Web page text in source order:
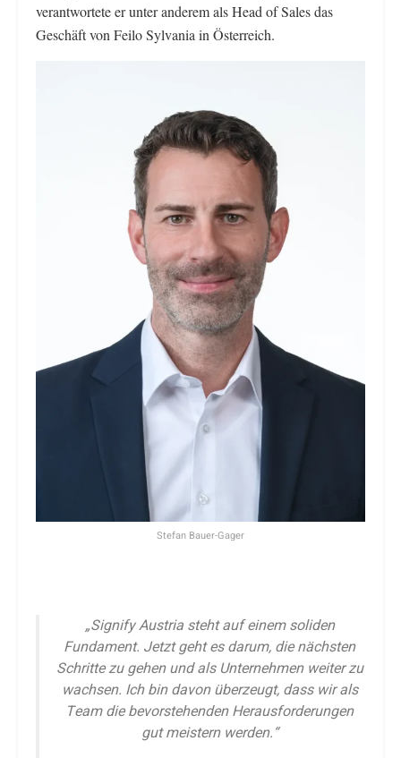
verantwortete er unter anderem als Head of Sales das
Geschäft von Feilo Sylvania in Österreich.
Stefan Bauer-Gager
„Signify Austria steht auf einem soliden
Fundament. Jetzt geht es darum, die nächsten
Schritte zu gehen und als Unternehmen weiter zu
wachsen. Ich bin davon überzeugt, dass wir als
Team die bevorstehenden Herausforderungen
gut meistern werden.“